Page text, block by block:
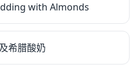
with Almonds
希腊酸奶